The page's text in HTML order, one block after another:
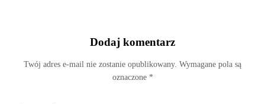
Dodaj komentarz
Twój adres e-mail nie zostanie opublikowany. Wymagane pola są
oznaczone *